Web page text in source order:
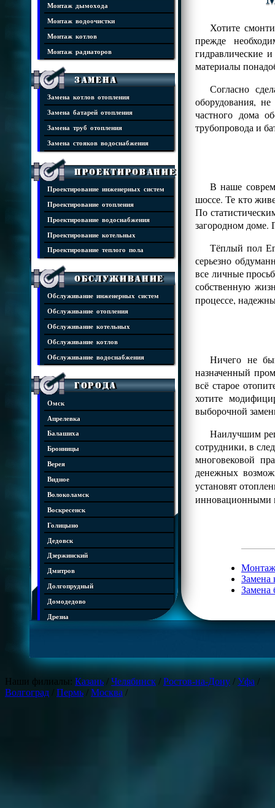
Монтаж дымохода
Монтаж водоочистки
Монтаж котлов
Монтаж радиаторов
Замена
Замена котлов отопления
Замена батарей отопления
Замена труб отопления
Замена стояков водоснабжения
Проектирование
Проектирование инженерных систем
Проектирование отопления
Проектирование водоснабжения
Проектирование котельных
Проектирование теплого пола
Обслуживание
Обслуживание инженерных систем
Обслуживание отопления
Обслуживание котельных
Обслуживание котлов
Обслуживание водоснабжения
Города
Омск
Апрелевка
Балашиха
Бронницы
Верея
Видное
Волоколамск
Воскресенск
Голицыно
Дедовск
Дзержинский
Дмитров
Долгопрудный
Домодедово
Дрезна
Железнодорожный
Жуковский
Зарайск
Хотите
прежде
гидравлические
материалы
Согласно
оборудования,
частного дома
трубопровода и
В наше
шоссе. Те кто
По
загородном доме.
Тёплый пол
серьезно
все личные
собственную
процессе,
Ничего не
назначенный
всё старое
хотите
выборочной
Наилучшим
сотрудники, в
многовековой
денежных
установят
Монтаж
Замена
Замена
Наши филиалы: Казань / Челябинск / Ростов-на-Дону / Уфа /
Волгоград
Пермь / Москва /